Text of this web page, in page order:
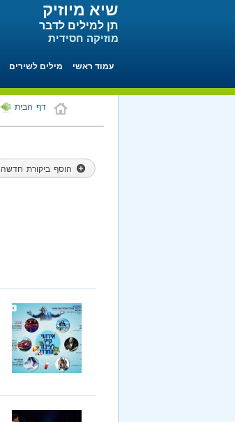
שיא מיוזיק
תן למילים לדבר
מוזיקה חסידית
עמוד ראשי מילים לשירים
דף הבית
הוסף ביקורת חדשה